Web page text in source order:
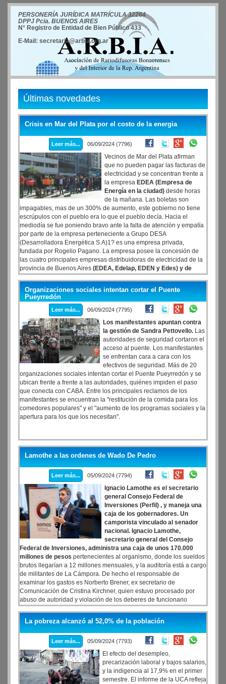
PERSONERÍA JURÍDICA MATRÍCULA 32264
DPPJ Pcia. BUENOS AIRES
N° Registro de Entidad de Bien Público 433
E-Mail: secretaria@arbia.org.ar
Últimas novedades
Crisis en Mar del Plata por el costo de la energia
Leer más... 06/09/2024 (7796)
Vecinos de Mar del Plata afirman
que no pueden pagar las facturas de
electricidad y se concentran frente a
la empresa EDEA (Empresa de
Energía en la ciudad) desde horas
de la mañana. Las boletas son
impagables, mas de un 300% de aumento, este gobierno no tiene
escrúpulos con el pueblo era lo que el pueblo decía. Hacia el
mediodía se fue poniendo bravo ante la falta de atención y empatía
por parte de la empresa perteneciente a Grupo DESA
(Desarrolladora Energética S.A)1? es una empresa privada,
fundada por Rogelio Pagano. La empresa posee la concesión de
las cuatro principales empresas distribuidoras de electricidad de la
provincia de Buenos Aires (EDEA, Edelap, EDEN y Edes) y de
EDESA (Empresa Distribuidora de Electricidad de Salta S.A.).
Organizaciones sociales intentan cortar el Puente
Pueyrredón
Leer más... 06/09/2024 (7795)
Los manifestantes apuntan contra
la gestión de Sandra Pettovello. Las
autoridades de seguridad cortaron el
acceso al puente. Los manifestantes
se enfrentan cara a cara con los
efectivos de seguridad. Más de 20
organizaciones sociales intentan cortar el Puente Pueyrredón y se
ubican frente a frente a las autoridades, quiénes impiden el paso
que conecta con CABA. Entre los principales reclamos de los
manifestantes se encuentran la "restitución de la comida para los
comedores populares" y el "aumento de los programas sociales y la
apertura para los que los necesitan".
Lamothe a las ordenes de Wado De Pedro
Leer más... 05/09/2024 (7794)
Ignacio Lamothe es el secretario
general Consejo Federal de
Inversiones (Perfil) , y maneja una
caja de los gobernadores. Un
camporista vinculado al senador
nacional. Ignacio Lamothe,
secretario general del Consejo
Federal de Inversiones, administra una caja de unos 170.000
millones de pesos pertenecientes al organismo, donde los sueldos
brutos llegarían a 12 millones mensuales, y la auditoría está a cargo
de militantes de La Cámpora. De hecho el responsable de
examinar los gastos es Norberto Brener, ex secretario de
Comunicación de Cristina Kirchner, quien estuvo procesado por
abuso de autoridad y violación de los deberes de funcionario
público debido a irregularidades en la adjudicación de las bandas
4G, siendo embargado por 3 millones de pesos. El propio Lamothe
también fue blanco de una denuncia penal por los giros de fondos a
las intendencias en 2016.
La pobreza alcanzó al 52,0% de la población
Leer más... 05/09/2024 (7793)
El efecto del desempleo,
precarización laboral y bajos salarios,
y la indigencia al 17,9% en el primer
semestre. El informe de la UCA refleja